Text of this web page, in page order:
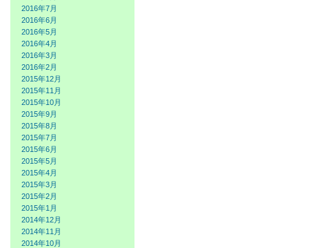
2016年7月
2016年6月
2016年5月
2016年4月
2016年3月
2016年2月
2015年12月
2015年11月
2015年10月
2015年9月
2015年8月
2015年7月
2015年6月
2015年5月
2015年4月
2015年3月
2015年2月
2015年1月
2014年12月
2014年11月
2014年10月